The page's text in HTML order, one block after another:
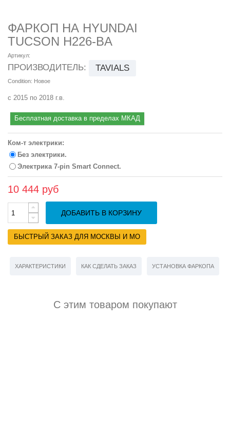
ФАРКОП НА HYUNDAI
TUCSON H226-BA
Артикул:
ПРОИЗВОДИТЕЛЬ: TAVIALS
Condition: Новое
с 2015 по 2018 г.в.
Бесплатная доставка в пределах МКАД
Ком-т электрики:
Без электрики.
Электрика 7-pin Smart Connect.
10 444 руб
ДОБАВИТЬ В КОРЗИНУ
БЫСТРЫЙ ЗАКАЗ ДЛЯ МОСКВЫ И МО
ХАРАКТЕРИСТИКИ КАК СДЕЛАТЬ ЗАКАЗ УСТАНОВКА ФАРКОПА
С этим товаром покупают